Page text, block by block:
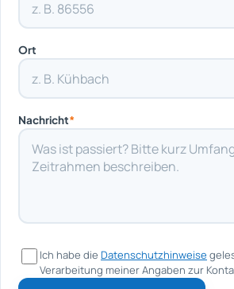
Ort
Nachricht*
Ich habe die Datenschutzhinweise
Verarbeitung meiner Angaben zur